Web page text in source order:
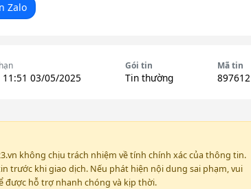
Zalo
11:51 03/05/2025
Gói tin
Tin thường
Mã tin
897612
không chịu trách nhiệm về tính chính xác của thông tin.
trước khi giao dịch. Nếu phát hiện nội dung sai phạm, vui
được hỗ trợ nhanh chóng và kịp thời.